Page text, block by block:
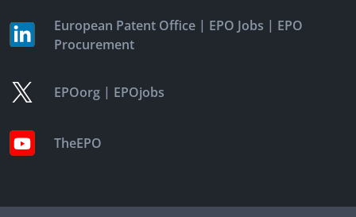
European Patent Office | EPO Jobs | EPO
Procurement
EPOorg | EPOjobs
TheEPO